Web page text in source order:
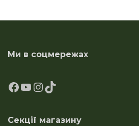
Ми в соцмережах
Секції магазину